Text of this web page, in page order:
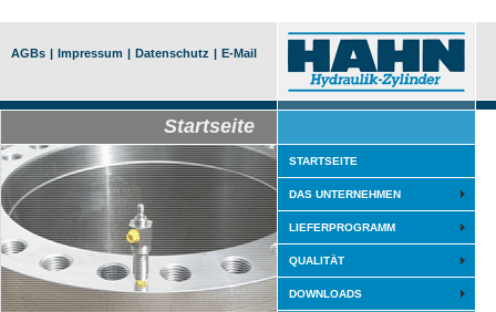
AGBs | Impressum | Datenschutz | E-Mail
Startseite
STARTSEITE
DAS UNTERNEHMEN
LIEFERPROGRAMM
QUALITÄT
DOWNLOADS